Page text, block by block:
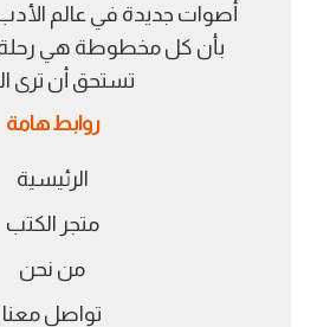
أصوات جديدة في عالم
بأن كل مخطوطة هي رحلة
تستحق أن ترى
روابط هامة
الرئيسية
متجر الكتب
من نحن
تواصل معنا